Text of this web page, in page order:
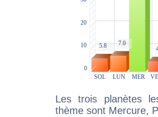
Les trois planètes
thème sont Mercure,